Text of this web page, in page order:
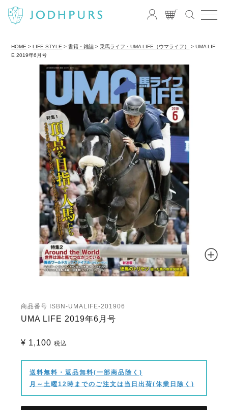
HOME LIFE STYLE 書籍・雑誌 乗馬ライフ・UMA LIFE（ウマライフ）
UMA LIF
E 2019年6月号
商品番号 ISBN-UMALIFE-201906
UMA LIFE 2019年6月号
¥ 1,100 税込
送料無料・返品無料(一部商品除く)
月～土曜12時までのご注文は当日出荷(休業日除く)